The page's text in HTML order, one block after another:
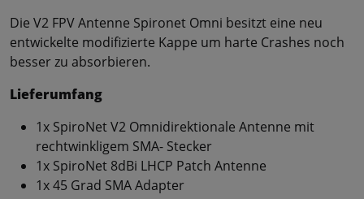
Die V2 FPV Antenne Spironet Omni besitzt eine neu
entwickelte modifizierte Kappe um harte Crashes noch
besser zu absorbieren.
Lieferumfang
1x SpiroNet V2 Omnidirektionale Antenne mit
rechtwinkligem SMA- Stecker
1x SpiroNet 8dBi LHCP Patch Antenne
1x 45 Grad SMA Adapter